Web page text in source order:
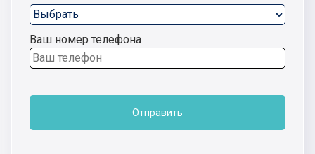
Ваш номер телефона
Отправить